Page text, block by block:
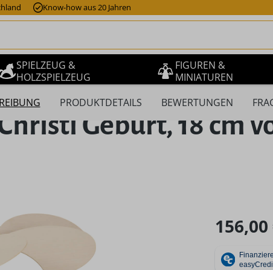
Know-how aus 20 Jahren
SPIELZEUG &
HOLZSPIELZEUG
FIGUREN &
MINIATUREN
PRODUKTDETAILS BEWERTUNGEN
Geburt, 18 cm
Regulärer
156,00